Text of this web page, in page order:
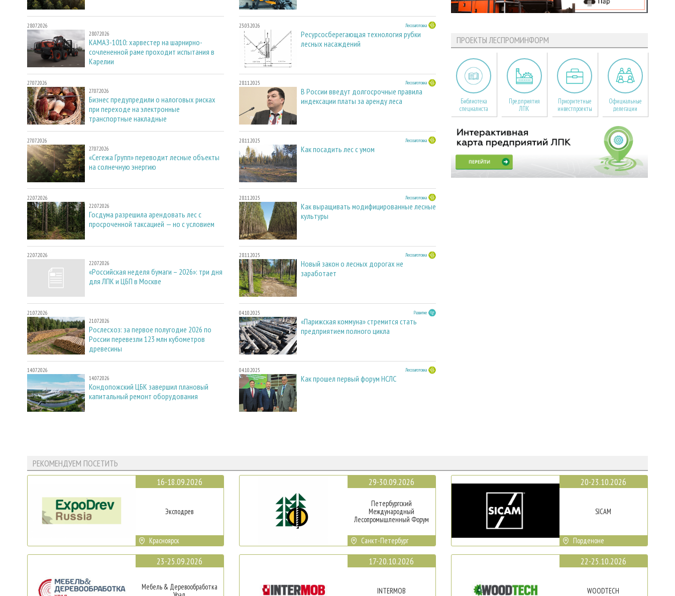
28.07.2026
28.07.2026
КАМАЗ-1010: харвестер на шарнирно-
сочлененной раме проходит испытания в
Карелии
27.07.2026
27.07.2026
Бизнес предупредили о налоговых рисках
при переходе на электронные
транспортные накладные
27.07.2026
27.07.2026
«Сегежа Групп» переводит лесные объекты
на солнечную энергию
22.07.2026
22.07.2026
Госдума разрешила арендовать лес с
просроченной таксацией — но с условием
22.07.2026
22.07.2026
«Российская неделя бумаги – 2026»: три дня
для ЛПК и ЦБП в Москве
21.07.2026
21.07.2026
Рослесхоз: за первое полугодие 2026 по
России перевезли 123 млн кубометров
древесины
14.07.2026
14.07.2026
Кондопожский ЦБК завершил плановый
капитальный ремонт оборудования
23.03.2026 Лесозаготовка
Ресурсосберегающая технология рубки
лесных насаждений
28.11.2025 Лесозаготовка
В России введут долгосрочные правила
индексации платы за аренду леса
28.11.2025 Лесозаготовка
Как посадить лес с умом
28.11.2025 Лесозаготовка
Как выращивать модифицированные лесные
культуры
28.11.2025 Лесозаготовка
Новый закон о лесных дорогах не
заработает
04.10.2025 Развитие
«Парижская коммуна» стремится стать
предприятием полного цикла
04.10.2025 Лесозаготовка
Как прошел первый форум НСЛС
ПРОЕКТЫ ЛЕСПРОМИНФОРМ
Библиотека
специалиста
Предприятия
ЛПК
Приоритетные
инвестпроекты
Официальные
делегации
РЕКОМЕНДУЕМ ПОСЕТИТЬ
16-18.09.2026
Эксподрев
Красноярск
23-25.09.2026
Мебель & Деревообработка
29-30.09.2026
Петербургский
Международный
Лесопромышленный Форум
Санкт-Петербург
17-20.10.2026
INTERMOB
20-23.10.2026
SICAM
Порденоне
22-25.10.2026
WOODTECH